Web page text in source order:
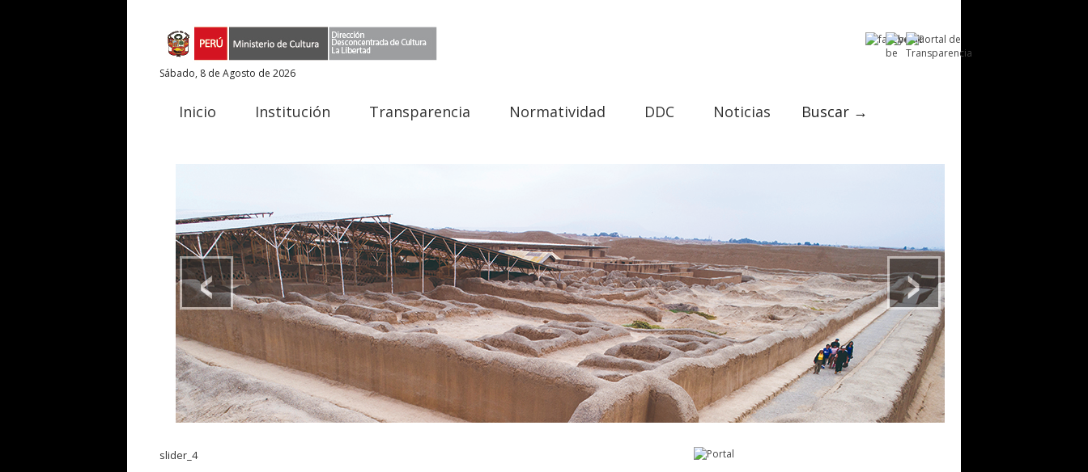
Sábado, 8 de Agosto de 2026
Inicio Institución Transparencia Normatividad DDC Noticias Buscar →
›
‹
slider_4